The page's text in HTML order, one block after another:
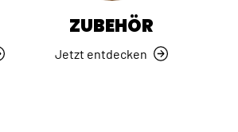
ZUBEHÖR
Jetzt entdecken